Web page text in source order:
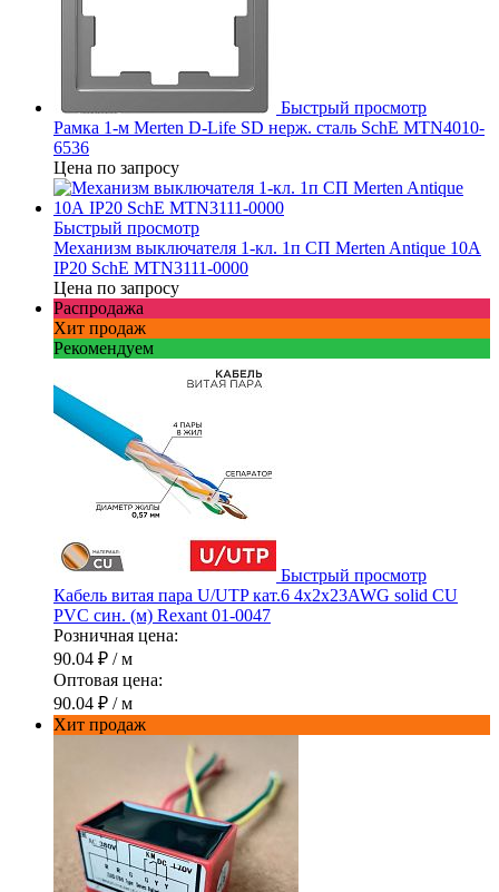
Быстрый просмотр
Рамка 1-м Merten D-Life SD нерж. сталь SchE MTN4010-
6536
Цена по запросу
Быстрый просмотр
Механизм выключателя 1-кл. 1п СП Merten Antique 10А
IP20 SchE MTN3111-0000
Цена по запросу
Распродажа
Хит продаж
Рекомендуем
Быстрый просмотр
Кабель витая пара U/UTP кат.6 4х2х23AWG solid CU
PVC син. (м) Rexant 01-0047
Розничная цена:
90.04 ₽ / м
Оптовая цена:
90.04 ₽ / м
Хит продаж